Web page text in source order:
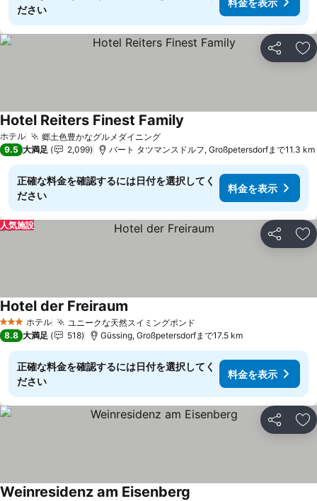
ださい
シェア お
ホテル 郷土色豊かなグルメダイニング料金を表示
Hotel Reiters Finest Family
9.5 大満足 2,099 バート タツマンスドルフ, Großpetersdorfまで11.3 km
正確な料金を確認するには日付を選択してく
ださい
料金を表示
シェア お
人気施設
3 ホテルのランク
ホテル ユニークな天然スイミングポンド
Hotel der Freiraum
8.8 大満足 518 Güssing, Großpetersdorfまで17.5 km
正確な料金を確認するには日付を選択してく
ださい
料金を表示
シェア お
Weinresidenz am Eisenberg